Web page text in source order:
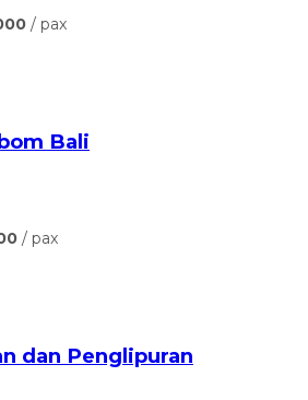
/ pax
Bali
/ pax
dan Penglipuran